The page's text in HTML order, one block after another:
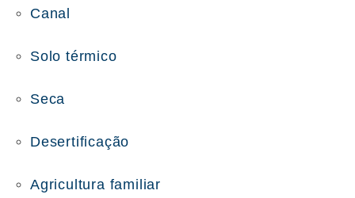
Canal
Solo térmico
Seca
Desertificação
Agricultura familiar